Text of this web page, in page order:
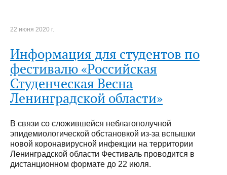
22 июня 2020 г.
Информация для студентов по
фестивалю «Российская
Студенческая Весна
Ленинградской области»
В связи со сложившейся неблагополучной
эпидемиологической обстановкой из-за вспышки
новой коронавирусной инфекции на территории
Ленинградской области Фестиваль проводится в
дистанционном формате до 22 июля.